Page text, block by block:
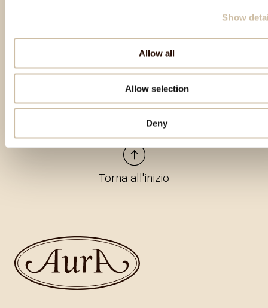
Show
Allow all
Allow selection
Deny
Prodotti in evidenza
Torna all'inizio